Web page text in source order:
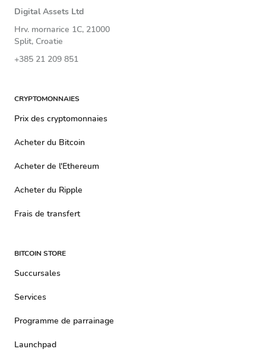
Digital Assets Ltd
Hrv. mornarice 1C, 21000
Split, Croatie
+385 21 209 851
CRYPTOMONNAIES
Prix ​​​​des cryptomonnaies
Acheter du Bitcoin
Acheter de l'Ethereum
Acheter du Ripple
Frais de transfert
BITCOIN STORE
Succursales
Services
Programme de parrainage
Launchpad